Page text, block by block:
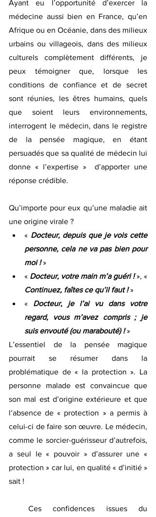
Ayant eu l’opportunité d’exercer la
médecine aussi bien en France, qu’en
Afrique ou en Océanie, dans des milieux
urbains ou villageois, dans des milieux
culturels complètement différents, je
peux témoigner que, lorsque les
conditions de confiance et de secret
sont réunies, les êtres humains, quels
que soient leurs environnements,
interrogent le médecin, dans le registre
de la pensée magique, en étant
persuadés que sa qualité de médecin lui
donne « l’expertise »  d’apporter une
réponse crédible.
Qu’importe pour eux qu’une maladie ait
une origine virale ?
« Docteur, depuis que je vois cette
personne, cela ne va pas bien pour
moi ! »
« Docteur, votre main m’a guéri !
Continuez, faîtes ce qu’il faut ! »
« Docteur, je l’ai vu dans votre
regard, vous m’avez compris ; je
suis envouté (ou marabouté) ! »
L’essentiel de la pensée magique
pourrait se résumer dans la
problématique de « la protection ». La
personne malade est convaincue que
son mal est d’origine extérieure et que
l’absence de « protection » a permis à
celui-ci de faire son œuvre. Le médecin,
comme le sorcier-guérisseur d’autrefois,
a seul le « pouvoir » d’assurer une «
protection » car lui, en qualité « d’initié »
sait !
Ces confidences issues du